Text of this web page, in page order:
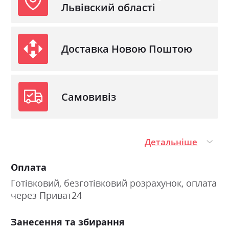
До колекції входять містка шафа-купе, ліжко, комод,
приліжкові тумби та підлогове дзеркало, що допомагають
створити функціональний і гармонійний простір для
світлий деревний декор, який додає інтер'єру легкості
та затишку;
місткі меблі для зручного зберігання речей;
Львівский області
Доставка Новою Поштою
Самовивіз
Детальніше
Оплата
Готівковий, безготівковий розрахунок, оплата
через Приват24
Занесення та збирання